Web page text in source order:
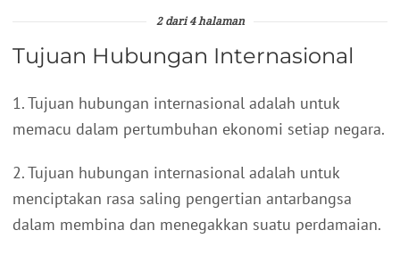
2 dari 4 halaman
Tujuan Hubungan Internasional
1. Tujuan hubungan internasional adalah untuk
memacu dalam pertumbuhan ekonomi setiap negara.
2. Tujuan hubungan internasional adalah untuk
menciptakan rasa saling pengertian antarbangsa
dalam membina dan menegakkan suatu perdamaian.